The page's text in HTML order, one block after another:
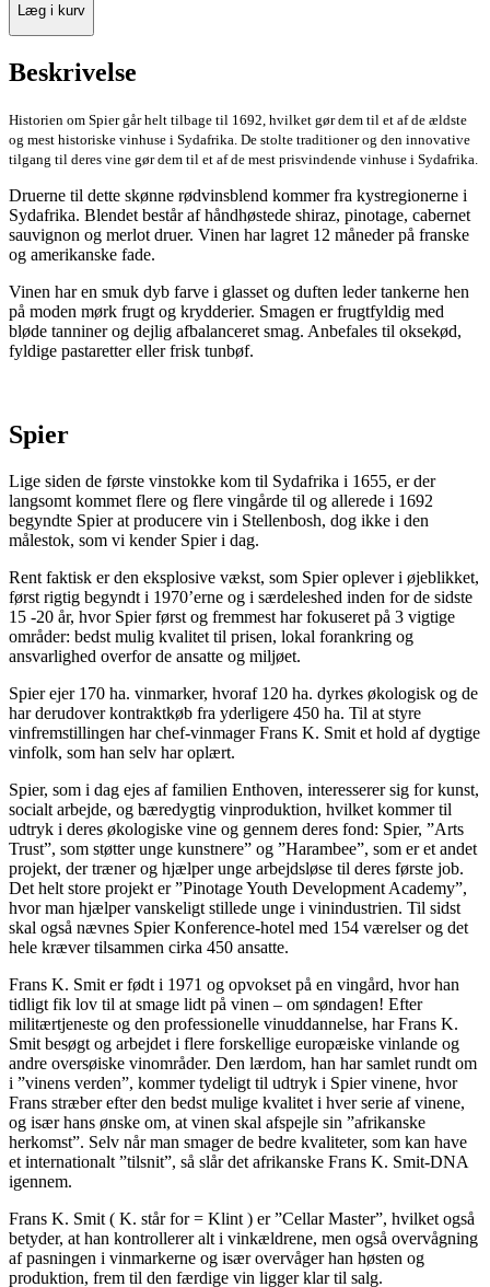
Læg i kurv
Beskrivelse
Historien om Spier går helt tilbage til 1692, hvilket gør dem til et af de ældste
og mest historiske vinhuse i Sydafrika. De stolte traditioner og den innovative
tilgang til deres vine gør dem til et af de mest prisvindende vinhuse i Sydafrika.
Druerne til dette skønne rødvinsblend kommer fra kystregionerne i
Sydafrika. Blendet består af håndhøstede shiraz, pinotage, cabernet
sauvignon og merlot druer. Vinen har lagret 12 måneder på franske
og amerikanske fade.
Vinen har en smuk dyb farve i glasset og duften leder tankerne hen
på moden mørk frugt og krydderier. Smagen er frugtfyldig med
bløde tanniner og dejlig afbalanceret smag. Anbefales til oksekød,
fyldige pastaretter eller frisk tunbøf.
Spier
Lige siden de første vinstokke kom til Sydafrika i 1655, er der
langsomt kommet flere og flere vingårde til og allerede i 1692
begyndte Spier at producere vin i Stellenbosh, dog ikke i den
målestok, som vi kender Spier i dag.
Rent faktisk er den eksplosive vækst, som Spier oplever i øjeblikket,
først rigtig begyndt i 1970’erne og i særdeleshed inden for de sidste
15 -20 år, hvor Spier først og fremmest har fokuseret på 3 vigtige
områder: bedst mulig kvalitet til prisen, lokal forankring og
ansvarlighed overfor de ansatte og miljøet.
Spier ejer 170 ha. vinmarker, hvoraf 120 ha. dyrkes økologisk og de
har derudover kontraktkøb fra yderligere 450 ha. Til at styre
vinfremstillingen har chef-vinmager Frans K. Smit et hold af dygtige
vinfolk, som han selv har oplært.
Spier, som i dag ejes af familien Enthoven, interesserer sig for kunst,
socialt arbejde, og bæredygtig vinproduktion, hvilket kommer til
udtryk i deres økologiske vine og gennem deres fond: Spier, ”Arts
Trust”, som støtter unge kunstnere” og ”Harambee”, som er et andet
projekt, der træner og hjælper unge arbejdsløse til deres første job.
Det helt store projekt er ”Pinotage Youth Development Academy”,
hvor man hjælper vanskeligt stillede unge i vinindustrien. Til sidst
skal også nævnes Spier Konference-hotel med 154 værelser og det
hele kræver tilsammen cirka 450 ansatte.
Frans K. Smit er født i 1971 og opvokset på en vingård, hvor han
tidligt fik lov til at smage lidt på vinen – om søndagen! Efter
militærtjeneste og den professionelle vinuddannelse, har Frans K.
Smit besøgt og arbejdet i flere forskellige europæiske vinlande og
andre oversøiske vinområder. Den lærdom, han har samlet rundt om
i ”vinens verden”, kommer tydeligt til udtryk i Spier vinene, hvor
Frans stræber efter den bedst mulige kvalitet i hver serie af vinene,
og især hans ønske om, at vinen skal afspejle sin ”afrikanske
herkomst”. Selv når man smager de bedre kvaliteter, som kan have
et internationalt ”tilsnit”, så slår det afrikanske Frans K. Smit-DNA
igennem.
Frans K. Smit ( K. står for = Klint ) er ”Cellar Master”, hvilket også
betyder, at han kontrollerer alt i vinkældrene, men også overvågning
af pasningen i vinmarkerne og især overvåger han høsten og
produktion, frem til den færdige vin ligger klar til salg.